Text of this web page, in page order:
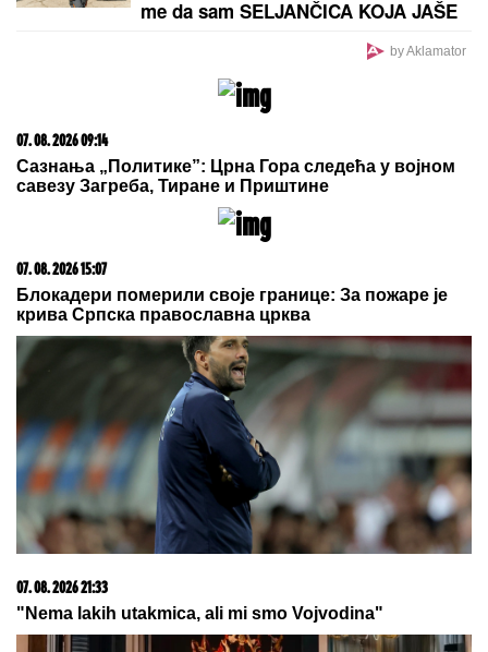
MODžTABA HAMNEI U KRITIČNOM
STANjU? IranWire tvrdi: Mogao bi da
premine svakog trenutka
odnosi u porodici - sve javno podelio
"SVAKO ĆE IMATI PRAVO DA POGREŠI"Otac
Nemanje Gudelja se oglasio nakon što je postao
deda i otkrio kakvi su odnosi u porodici - sad je sve
jasno
pitaju kome je posvetila ove teške
reči